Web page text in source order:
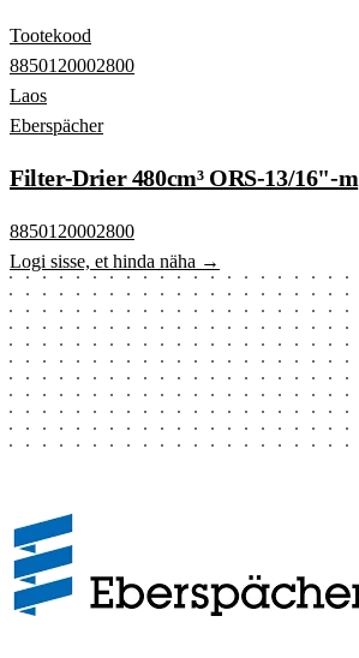
Tootekood
8850120002800
Laos
Eberspächer
Filter-Drier 480cm³ ORS-13/16"-m
8850120002800
Logi sisse, et hinda näha →